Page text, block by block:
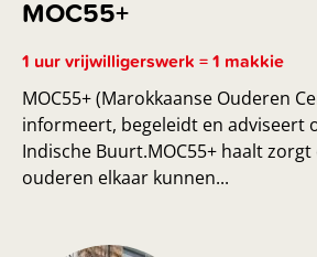
MOC55+
1 uur vrijwilligerswerk = 1 makkie
MOC55+ (Marokkaanse Ouderen
informeert, begeleidt en adviseert
Indische Buurt.MOC55+ haalt
ouderen elkaar kunnen...